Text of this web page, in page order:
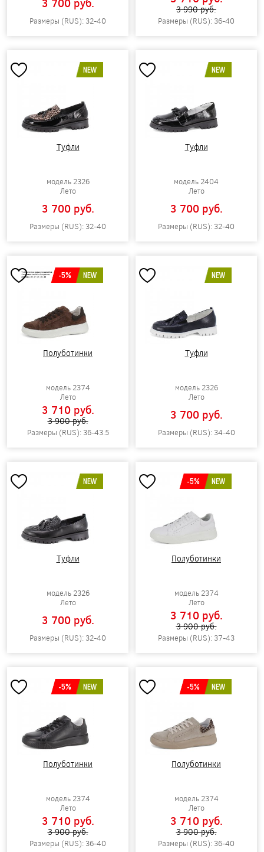
3 700 pуб.
Размеры (RUS): 32-40
3 990 pуб.
Размеры (RUS): 36-40
NEW
Туфли
модель 2326
Лето
3 700 pуб.
Размеры (RUS): 32-40
NEW
Туфли
модель 2404
Лето
3 700 pуб.
Размеры (RUS): 32-40
-5% NEW
Полуботинки
модель 2374
Лето
3 710 pуб.
3 900 pуб.
Размеры (RUS): 36-43.5
NEW
Туфли
модель 2326
Лето
3 700 pуб.
Размеры (RUS): 34-40
NEW
Туфли
модель 2326
Лето
3 700 pуб.
Размеры (RUS): 32-40
-5% NEW
Полуботинки
модель 2374
Лето
3 710 pуб.
3 900 pуб.
Размеры (RUS): 37-43
-5% NEW
Полуботинки
модель 2374
Лето
3 710 pуб.
3 900 pуб.
Размеры (RUS): 36-40
-5% NEW
Полуботинки
модель 2374
Лето
3 710 pуб.
3 900 pуб.
Размеры (RUS): 36-40